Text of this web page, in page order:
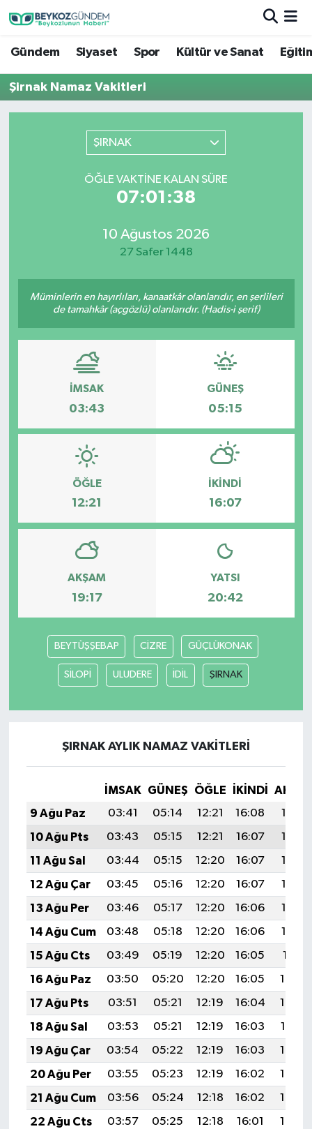
Gündem Siyaset Spor Kültür ve Sanat
Şirnak Namaz Vakitleri
ŞIRNAK
ÖĞLE VAKTINE KALAN SÜRE
07:01:38
10 Ağustos 2026
27 Safer 1448
Müminlerin en hayırlıları, kanaatkâr olanlarıdır, en şerlileri
de tamahkâr (açgözlü) olanlarıdır. (Hadis-i şerif)
İMSAK
03:43
GÜNEŞ
05:15
ÖĞLE
12:21
İKINDI
16:07
AKŞAM
19:17
YATSI
20:42
BEYTÜŞŞEBAP CİZRE GÜÇLÜKONAK
SİLOPİ ULUDERE İDİL ŞIRNAK
ŞIRNAK AYLIK NAMAZ VAKITLERI
İMSAK GÜNEŞ ÖĞLE İKINDI
9 Ağu Paz
03:41 05:14 12:21 16:08
19:18
10 Ağu Pts
03:43 05:15 12:21 16:07
19:17
11 Ağu Sal
03:44 05:15 12:20 16:07
19:16
12 Ağu Çar
03:45 05:16 12:20 16:07
19:14
13 Ağu Per
03:46 05:17 12:20 16:06
19:13
14 Ağu Cum
03:48 05:18 12:20 16:06
19:12
15 Ağu Cts
03:49 05:19 12:20 16:05
19:11
16 Ağu Paz
03:50 05:20 12:20 16:05
19:09
17 Ağu Pts
03:51 05:21 12:19 16:04
19:08
18 Ağu Sal
03:53 05:21 12:19 16:03
19:07
19 Ağu Çar
03:54 05:22 12:19 16:03
19:06
20 Ağu Per
03:55 05:23 12:19 16:02
19:04
21 Ağu Cum
03:56 05:24 12:18 16:02
19:03
22 Ağu Cts
03:57 05:25 12:18 16:01
19:02
Hava Durumu
Trafik Durumu
Son Dakika Haberleri
Haber Arşivi